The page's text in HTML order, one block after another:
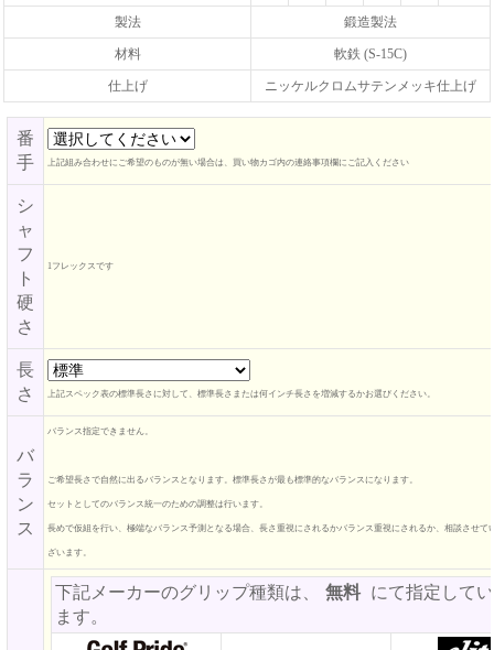
製法 鍛造製法
材料 軟鉄 (S-15C)
仕上げ ニッケルクロムサテンメッキ仕上げ
番
手
上記組み合わせにご希望のものが無い場合は、買い物カゴ内の連絡事項欄にご記入ください
シ
ャ
フ
ト
硬
さ
1フレックスです
長
さ
上記スペック表の標準長さに対して、標準長さまたは何インチ長さを増減するかお選びください。
バ
ラ
ン
ス
バランス指定できません。
ご希望長さで自然に出るバランスとなります。標準長さが最も標準的なバランスになります。
セットとしてのバランス統一のための調整は行います。
長めで仮組を行い、極端なバランス予測となる場合、長さ重視にされるかバランス重視にされるか、相談させて
ざいます。
下記メーカーのグリップ種類は、 無料 にて指定して
ます。